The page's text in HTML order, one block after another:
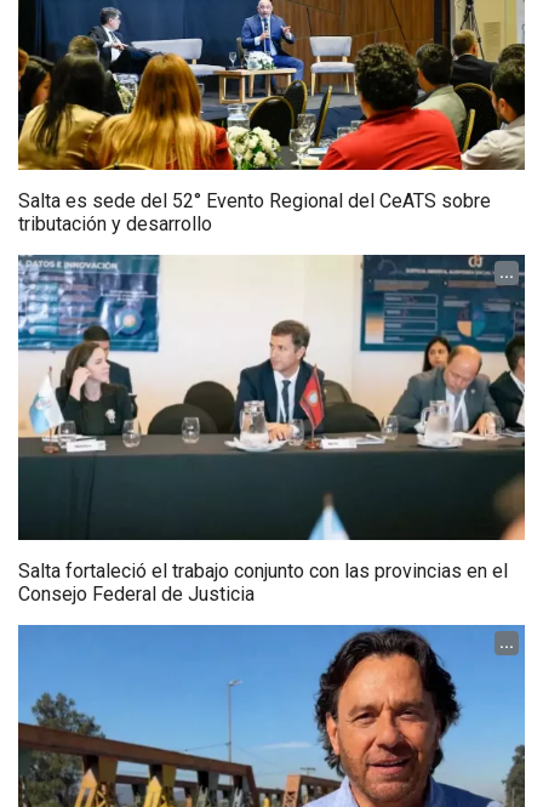
Salta es sede del 52° Evento Regional del CeATS sobre
tributación y desarrollo
...
Salta fortaleció el trabajo conjunto con las provincias en el
Consejo Federal de Justicia
...